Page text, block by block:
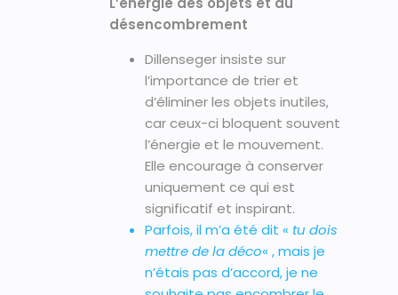
désencombrement
Dillenseger insiste sur
l’importance de trier et
d’éliminer les objets inutiles,
car ceux-ci bloquent souvent
l’énergie et le mouvement.
Elle encourage à conserver
uniquement ce qui est
significatif et inspirant.
Parfois, il m’a été dit « tu dois
mettre de la déco« , mais je
n’étais pas d’accord, je ne